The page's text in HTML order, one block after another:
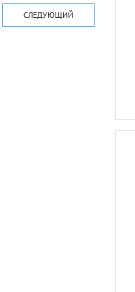
СЛЕДУЮЩИЙ